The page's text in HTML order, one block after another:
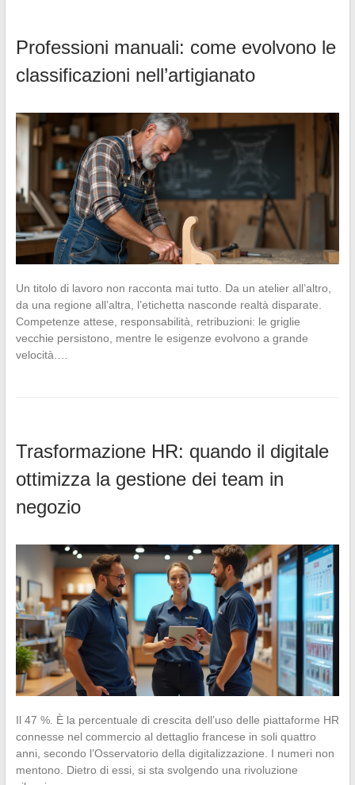
Professioni manuali: come evolvono le
classificazioni nell’artigianato
Un titolo di lavoro non racconta mai tutto. Da un atelier all’altro,
da una regione all’altra, l’etichetta nasconde realtà disparate.
Competenze attese, responsabilità, retribuzioni: le griglie
vecchie persistono, mentre le esigenze evolvono a grande
velocità.…
Trasformazione HR: quando il digitale
ottimizza la gestione dei team in
negozio
Il 47 %. È la percentuale di crescita dell’uso delle piattaforme HR
connesse nel commercio al dettaglio francese in soli quattro
anni, secondo l’Osservatorio della digitalizzazione. I numeri non
mentono. Dietro di essi, si sta svolgendo una rivoluzione